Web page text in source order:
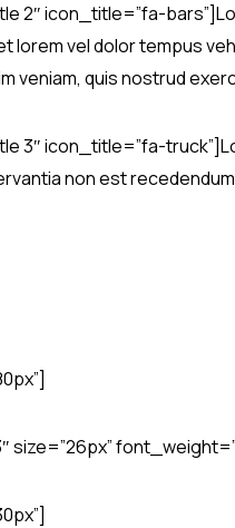
2″ icon_title=”fa-
lorem vel dolor tempus
veniam, quis nostrud
3″ icon_title=”fa-
non est
size=”26px”